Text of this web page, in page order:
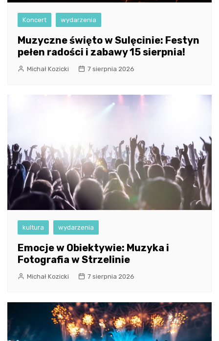
Koncert wydarzenia
Muzyczne święto w Sulęcinie: Festyn
pełen radości i zabawy 15 sierpnia!
Michał Kozicki 7 sierpnia 2026
kultura wydarzenia
Emocje w Obiektywie: Muzyka i
Fotografia w Strzelinie
Michał Kozicki 7 sierpnia 2026